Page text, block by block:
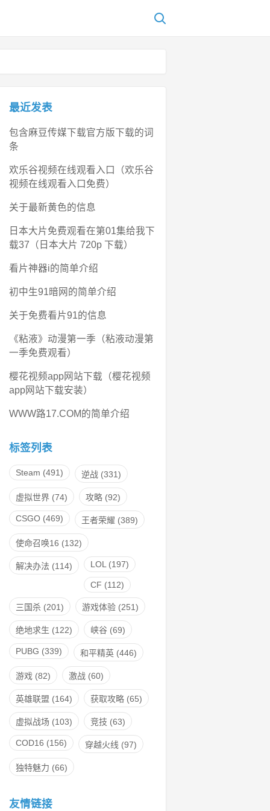
最近发表
包含麻豆传媒下载官方版下载的词
条
欢乐谷视频在线观看入口（欢乐谷
视频在线观看入口免费）
关于最新黄色的信息
日本大片免费观看在第01集给我下
载37（日本大片 720p 下载）
看片神器i的简单介绍
初中生91暗网的简单介绍
关于免费看片91的信息
《粘液》动漫第一季（粘液动漫第
一季免费观看）
樱花视频app网站下载（樱花视频
app网站下载安装）
WWW路17.COM的简单介绍
标签列表
Steam (491) 逆战 (331)
虚拟世界 (74) 攻略 (92)
CSGO (469) 王者荣耀 (389)
使命召唤16 (132)
解决办法 (114) LOL (197)
CF (112)
三国杀 (201) 游戏体验 (251)
绝地求生 (122) 峡谷 (69)
PUBG (339) 和平精英 (446)
游戏 (82) 激战 (60)
英雄联盟 (164) 获取攻略 (65)
虚拟战场 (103) 竞技 (63)
COD16 (156) 穿越火线 (97)
独特魅力 (66)
友情链接